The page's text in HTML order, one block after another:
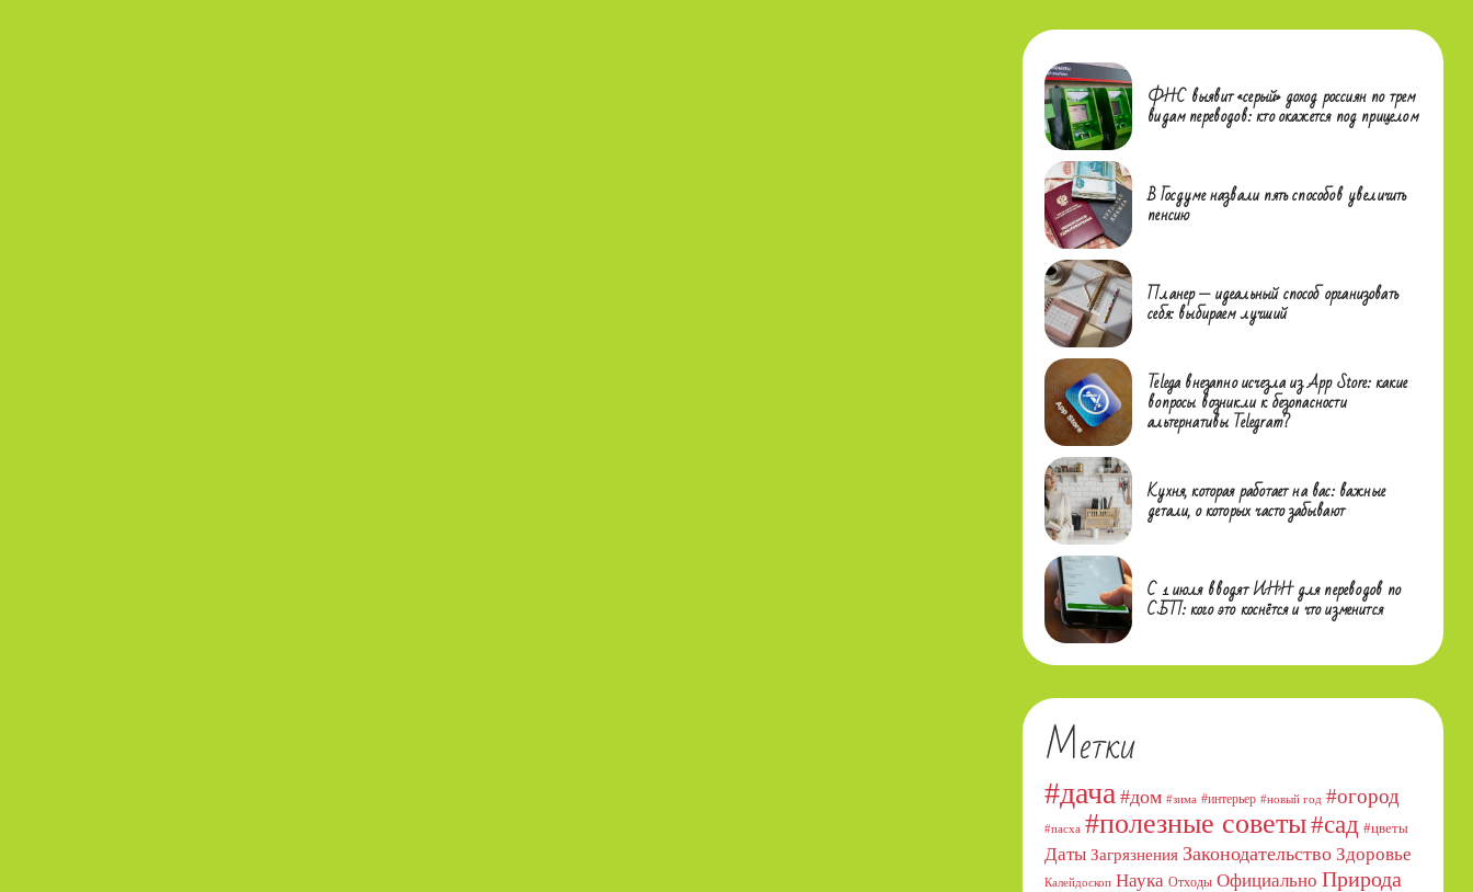
ФНС выявит «серый» доход россиян по трем
видам переводов: кто окажется под прицелом
В Госдуме назвали пять способов увеличить
пенсию
Планер — идеальный способ организовать
себя: выбираем лучший
Telega внезапно исчезла из App Store: какие
вопросы возникли к безопасности
альтернативы Telegram?
Кухня, которая работает на вас: важные
детали, о которых часто забывают
С 1 июля вводят ИНН для переводов по
СБП: кого это коснётся и что изменится
Метки
#дача #дом #зима #интерьер #новый год #огород
#пасха #полезные советы#сад #цветы
Даты Загрязнения Законодательство Здоровье
Калейдоскоп Наука Отходы Официально Природа